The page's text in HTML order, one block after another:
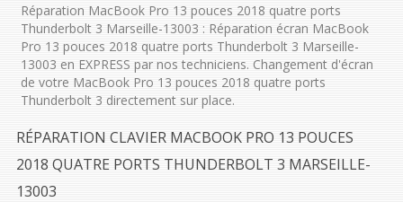
Réparation MacBook Pro 13 pouces 2018 quatre ports
Thunderbolt 3 Marseille-13003 : Réparation écran MacBook
Pro 13 pouces 2018 quatre ports Thunderbolt 3 Marseille-
13003 en EXPRESS par nos techniciens. Changement d'écran
de votre MacBook Pro 13 pouces 2018 quatre ports
Thunderbolt 3 directement sur place.
RÉPARATION CLAVIER MACBOOK PRO 13 POUCES
2018 QUATRE PORTS THUNDERBOLT 3 MARSEILLE-
13003